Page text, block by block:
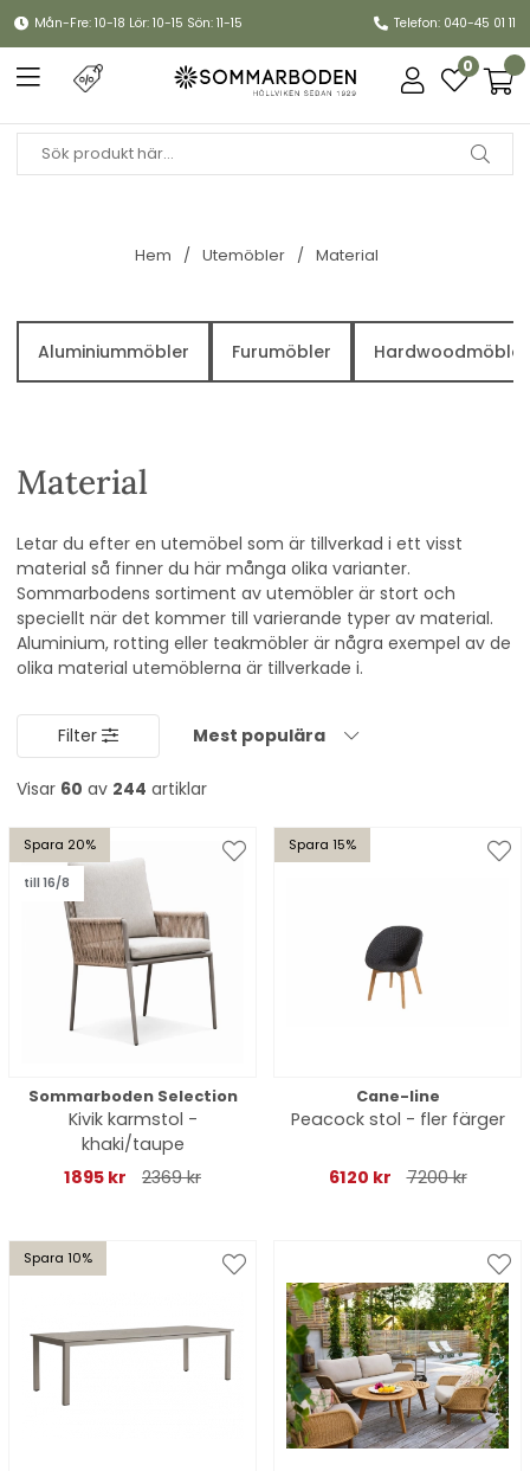
Mån-Fre: 10-18 Lör: 10-15 Sön: 11-15 Telefon: 040-45 01 11
0
Hem Utemöbler Material
Aluminiummöbler Furumöbler Hardwoodmöbler
Material
Letar du efter en utemöbel som är tillverkad i ett visst
material så finner du här många olika varianter.
Sommarbodens sortiment av utemöbler är stort och
speciellt när det kommer till varierande typer av material.
Aluminium, rotting eller teakmöbler är några exempel av de
olika material utemöblerna är tillverkade i.
Filter Mest populära
Visar 60 av 244 artiklar
Spara 20%
till 16/8
Sommarboden Selection
Kivik karmstol -
khaki/taupe
1895 kr
2369 kr
Spara 15%
Cane-line
Peacock stol - fler färger
6120 kr 7200 kr
Spara 10%